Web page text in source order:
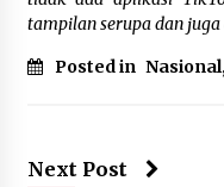
June
Hadiri
tampilan serupa dan
Posted in Nasional
Next Post